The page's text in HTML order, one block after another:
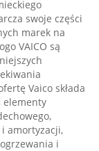
swoje części
marek na
VAICO są
Vaico składa
elementy
amortyzacji,
i